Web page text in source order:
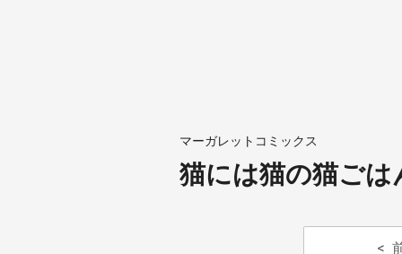
マーガレットコミックス
猫には猫の猫ごは